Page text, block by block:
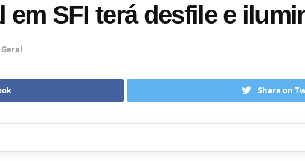
em SFI terá desfile e
Geral
Share on